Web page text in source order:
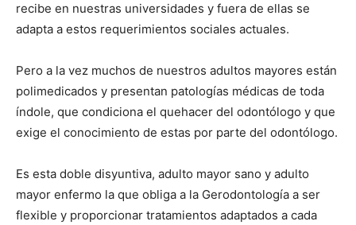
recibe en nuestras universidades y fuera de ellas se
adapta a estos requerimientos sociales actuales.
Pero a la vez muchos de nuestros adultos mayores están
polimedicados y presentan patologías médicas de toda
índole, que condiciona el quehacer del odontólogo y que
exige el conocimiento de estas por parte del odontólogo.
Es esta doble disyuntiva, adulto mayor sano y adulto
mayor enfermo la que obliga a la Gerodontología a ser
flexible y proporcionar tratamientos adaptados a cada